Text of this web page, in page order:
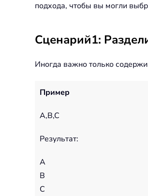
подхода, чтобы вы могли
Сценарий1:
Иногда важно только
Пример
A,B,C
Результат:
A
B
C